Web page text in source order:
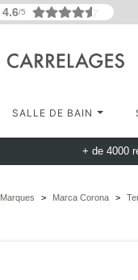
4.6/5
SALLE DE BAIN
+ de 4000
Marques Marca Corona